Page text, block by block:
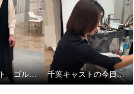
千葉キャスト ゴルフに挑戦！ 千葉キャストの今日の昼ごはん